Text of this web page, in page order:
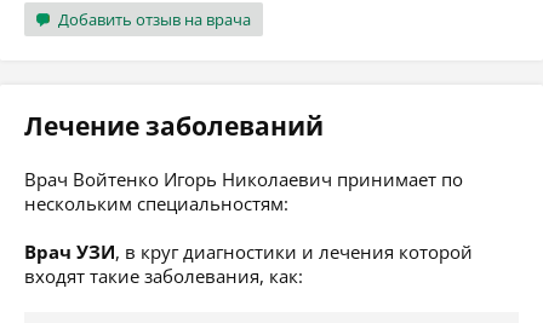
Добавить отзыв на врача
Лечение заболеваний
Врач Войтенко Игорь Николаевич принимает по
нескольким специальностям:
Врач УЗИ, в круг диагностики и лечения которой
входят такие заболевания, как: